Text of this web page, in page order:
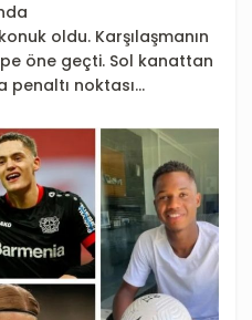
oldu. Karşılaşmanın
öne geçti. Sol kanattan
penaltı noktası...